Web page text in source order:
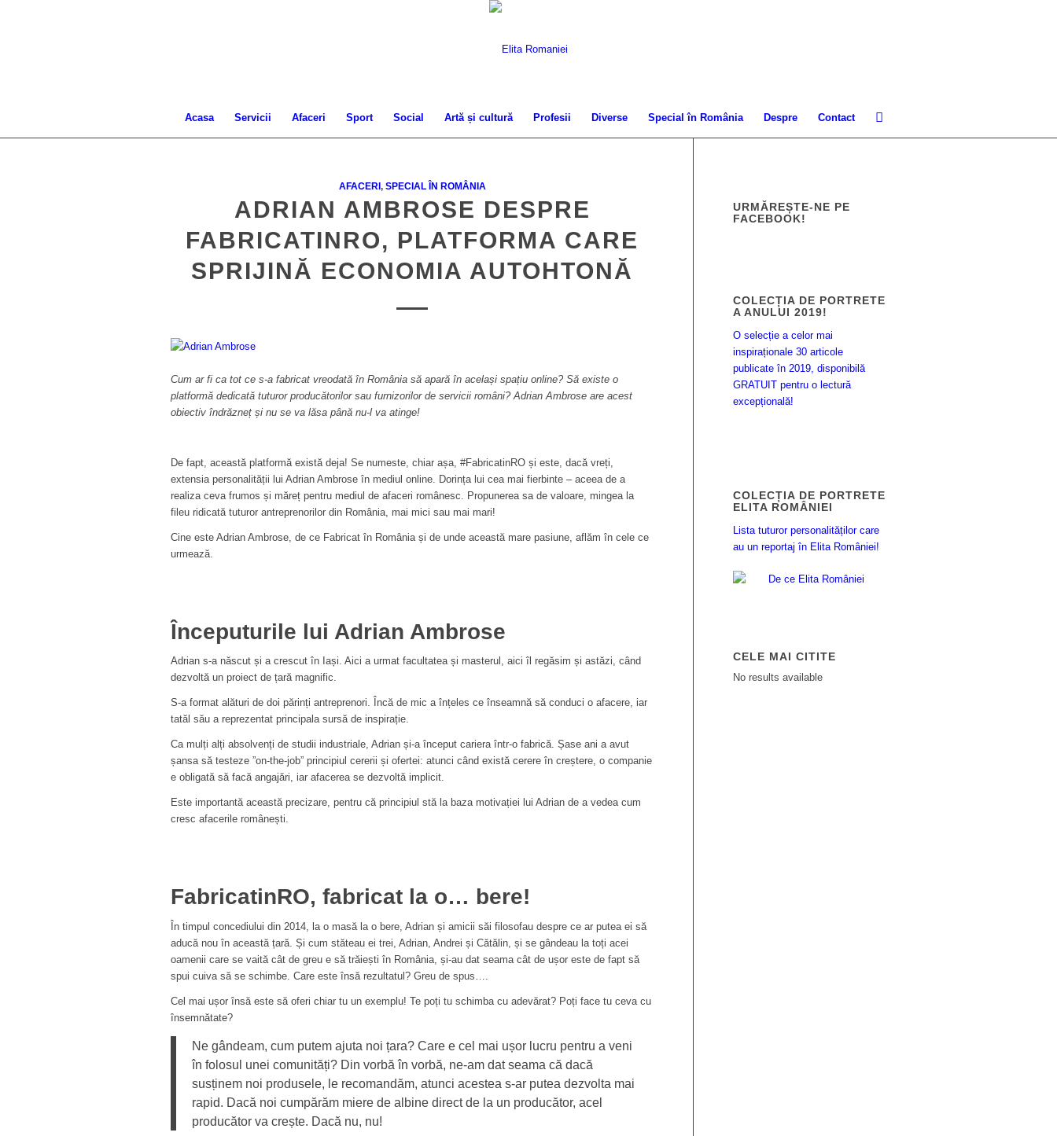
Acasa Servicii Afaceri Sport Social Artă și cultură Profesii Diverse Special în România Despre Contact
AFACERI, SPECIAL ÎN ROMÂNIA
ADRIAN AMBROSE DESPRE
FABRICATINRO, PLATFORMA CARE
SPRIJINĂ ECONOMIA AUTOHTONĂ
Cum ar fi ca tot ce s-a fabricat vreodată în România să apară în același spațiu online? Să existe o
platformă dedicată tuturor producătorilor sau furnizorilor de servicii români? Adrian Ambrose are acest
obiectiv îndrăzneț și nu se va lăsa până nu-l va atinge!
De fapt, această platformă există deja! Se numeste, chiar așa, #FabricatinRO și este, dacă vreți,
extensia personalității lui Adrian Ambrose în mediul online. Dorința lui cea mai fierbinte – aceea de a
realiza ceva frumos și măreț pentru mediul de afaceri românesc. Propunerea sa de valoare, mingea la
fileu ridicată tuturor antreprenorilor din România, mai mici sau mai mari!
Cine este Adrian Ambrose, de ce Fabricat în România și de unde această mare pasiune, aflăm în cele ce
urmează.
Începuturile lui Adrian Ambrose
Adrian s-a născut și a crescut în Iași. Aici a urmat facultatea și masterul, aici îl regăsim și astăzi, când
dezvoltă un proiect de țară magnific.
S-a format alături de doi părinți antreprenori. Încă de mic a înțeles ce înseamnă să conduci o afacere, iar
tatăl său a reprezentat principala sursă de inspirație.
Ca mulți alți absolvenți de studii industriale, Adrian și-a început cariera într-o fabrică. Șase ani a avut
șansa să testeze ”on-the-job” principiul cererii și ofertei: atunci când există cerere în creștere, o companie
e obligată să facă angajări, iar afacerea se dezvoltă implicit.
Este importantă această precizare, pentru că principiul stă la baza motivației lui Adrian de a vedea cum
cresc afacerile românești.
FabricatinRO, fabricat la o… bere!
În timpul concediului din 2014, la o masă la o bere, Adrian și amicii săi filosofau despre ce ar putea ei să
aducă nou în această țară. Și cum stăteau ei trei, Adrian, Andrei și Cătălin, și se gândeau la toți acei
oamenii care se vaită cât de greu e să trăiești în România, și-au dat seama cât de ușor este de fapt să
spui cuiva să se schimbe. Care este însă rezultatul? Greu de spus….
Cel mai ușor însă este să oferi chiar tu un exemplu! Te poți tu schimba cu adevărat? Poți face tu ceva cu
însemnătate?
Ne gândeam, cum putem ajuta noi țara? Care e cel mai ușor lucru pentru a veni
în folosul unei comunități? Din vorbă în vorbă, ne-am dat seama că dacă
susținem noi produsele, le recomandăm, atunci acestea s-ar putea dezvolta mai
rapid. Dacă noi cumpărăm miere de albine direct de la un producător, acel
producător va crește. Dacă nu, nu!
URMĂREȘTE-NE PE
FACEBOOK!
COLECȚIA DE PORTRETE
A ANULUI 2019!
O selecție a celor mai
inspiraționale 30 articole
publicate în 2019, disponibilă
GRATUIT pentru o lectură
excepțională!
COLECȚIA DE PORTRETE
ELITA ROMÂNIEI
Lista tuturor personalităților care
au un reportaj în Elita României!
CELE MAI CITITE
No results available